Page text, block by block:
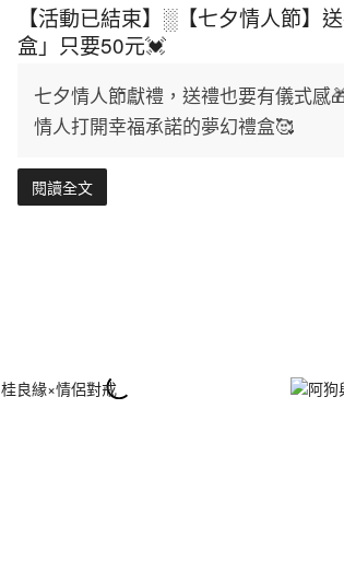
【活動已結束】░【七夕情人節】
盒」只要50元💓
七夕情人節獻禮，送禮也要有儀式感
情人打開幸福承諾的夢幻禮盒🥰
閱讀全文